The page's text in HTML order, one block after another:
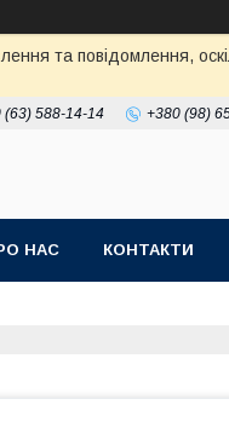
та повідомлення,
(63) 588-14-14 +380 (98)
НАС КОНТАКТИ